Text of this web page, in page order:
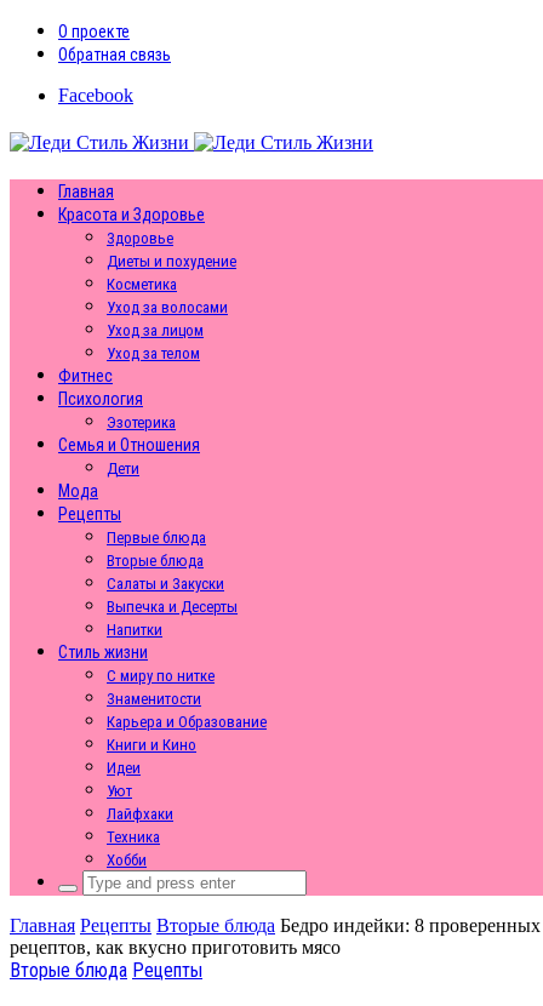
О проекте
Обратная связь
Facebook
Главная
Красота и Здоровье
Здоровье
Диеты и похудение
Косметика
Уход за волосами
Уход за лицом
Уход за телом
Фитнес
Психология
Эзотерика
Семья и Отношения
Дети
Мода
Рецепты
Первые блюда
Вторые блюда
Салаты и Закуски
Выпечка и Десерты
Напитки
Стиль жизни
С миру по нитке
Знаменитости
Карьера и Образование
Книги и Кино
Идеи
Уют
Лайфхаки
Техника
Хобби
Search
for:
Главная Рецепты Вторые блюда Бедро индейки: 8 проверенных
рецептов, как вкусно приготовить мясо
Вторые блюда Рецепты